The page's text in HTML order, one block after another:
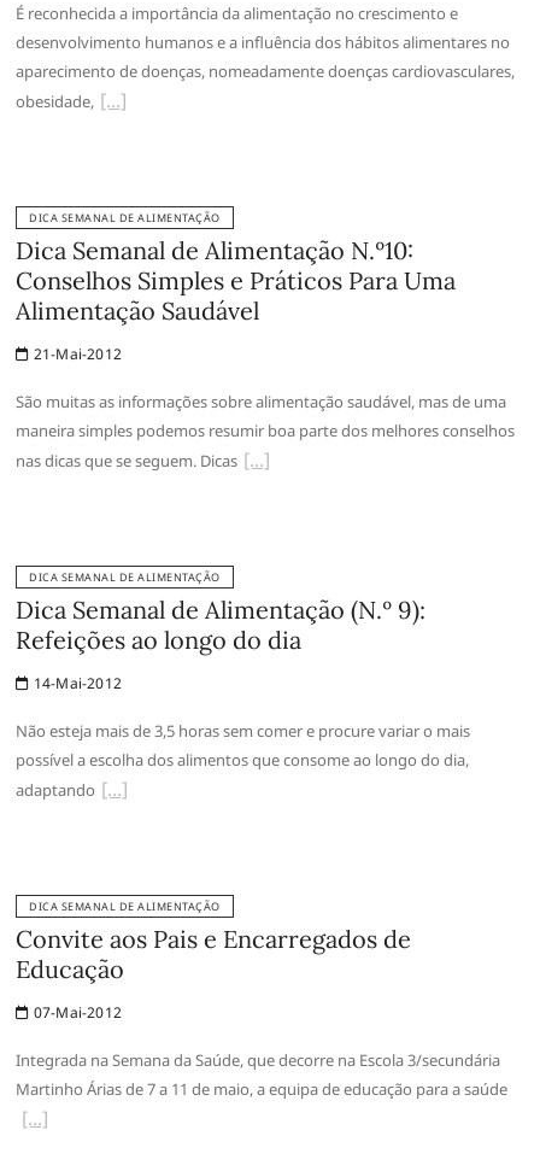
É reconhecida a importância da alimentação no crescimento e
desenvolvimento humanos e a influência dos hábitos alimentares no
aparecimento de doenças, nomeadamente doenças cardiovasculares,
obesidade,
DICA SEMANAL DE ALIMENTAÇÃO
Dica Semanal de Alimentação N.º10:
Conselhos Simples e Práticos Para Uma
Alimentação Saudável
21-Mai-2012
São muitas as informações sobre alimentação saudável, mas de uma
maneira simples podemos resumir boa parte dos melhores conselhos
nas dicas que se seguem. Dicas
DICA SEMANAL DE ALIMENTAÇÃO
Dica Semanal de Alimentação (N.º 9):
Refeições ao longo do dia
14-Mai-2012
Não esteja mais de 3,5 horas sem comer e procure variar o mais
possível a escolha dos alimentos que consome ao longo do dia,
adaptando
DICA SEMANAL DE ALIMENTAÇÃO
Convite aos Pais e Encarregados de
Educação
07-Mai-2012
Integrada na Semana da Saúde, que decorre na Escola 3/secundária
Martinho Árias de 7 a 11 de maio, a equipa de educação para a saúde